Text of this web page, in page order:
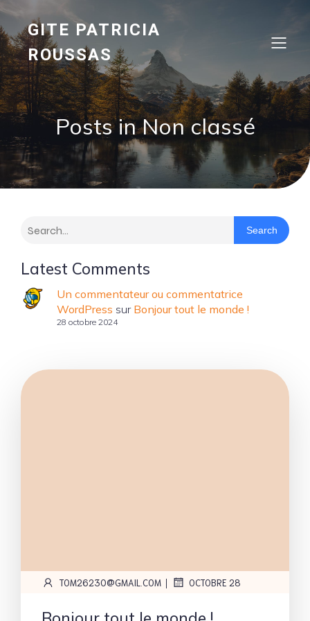
GITE PATRICIA
ROUSSAS
Posts in Non classé
Search
Latest Comments
Un commentateur ou commentatrice
WordPress sur Bonjour tout le monde !
28 octobre 2024
TOM26230@GMAIL.COM | OCTOBRE 28